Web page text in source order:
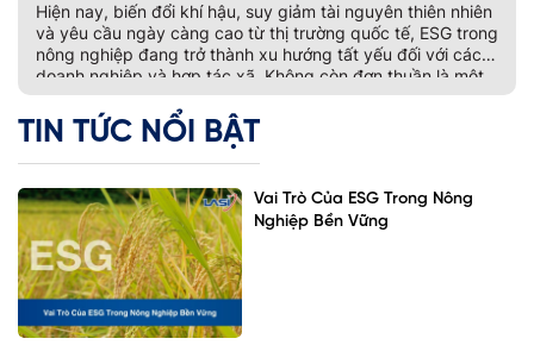
Hiện nay, biến đổi khí hậu, suy giảm tài nguyên thiên nhiên
và yêu cầu ngày càng cao từ thị trường quốc tế, ESG trong
nông nghiệp đang trở thành xu hướng tất yếu đối với các
doanh nghiệp và hợp tác xã. Không còn đơn thuần là một
bộ tiêu chí đánh giá phát […]
TIN TỨC NỔI BẬT
Vai Trò Của ESG Trong Nông
Nghiệp Bền Vững